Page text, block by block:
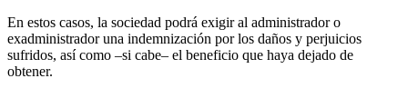
En estos casos, la sociedad podrá exigir al administrador o
exadministrador una indemnización por los daños y perjuicios
sufridos, así como –si cabe– el beneficio que haya dejado de
obtener.